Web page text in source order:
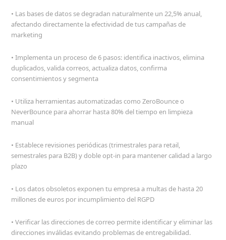
• Las bases de datos se degradan naturalmente un 22,5% anual,
afectando directamente la efectividad de tus campañas de
marketing
• Implementa un proceso de 6 pasos: identifica inactivos, elimina
duplicados, valida correos, actualiza datos, confirma
consentimientos y segmenta
• Utiliza herramientas automatizadas como ZeroBounce o
NeverBounce para ahorrar hasta 80% del tiempo en limpieza
manual
• Establece revisiones periódicas (trimestrales para retail,
semestrales para B2B) y doble opt-in para mantener calidad a largo
plazo
• Los datos obsoletos exponen tu empresa a multas de hasta 20
millones de euros por incumplimiento del RGPD
• Verificar las direcciones de correo permite identificar y eliminar las
direcciones inválidas evitando problemas de entregabilidad.